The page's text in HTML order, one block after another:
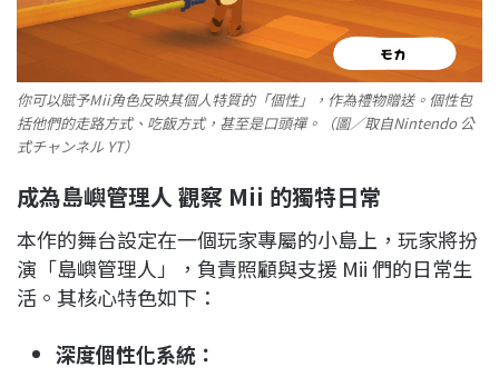
你可以賦予Mii角色反映其個人特質的「個性」，作為禮物贈送。個性包
括他們的走路方式、吃飯方式，甚至是口頭禪。（圖／取自Nintendo 公
式チャンネル YT）
成為島嶼管理人 觀察 Mii 的獨特日常
本作的舞台設定在一個玩家專屬的小島上，玩家將扮
演「島嶼管理人」，負責照顧與支援 Mii 們的日常生
活。其核心特色如下：
深度個性化系統：